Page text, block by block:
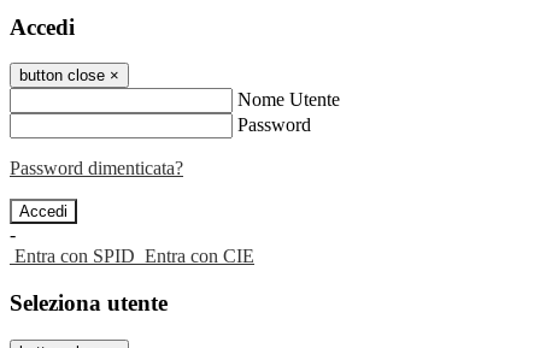
Accedi
button close ×
Nome Utente
Password
Password dimenticata?
-
Entra con SPID Entra con CIE
Seleziona utente